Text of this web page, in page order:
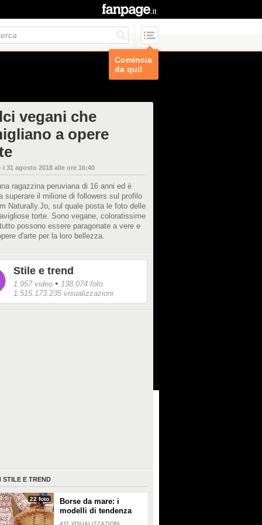
Comincia
da qui!
vegani che
a opere
il 31 agosto 2018 alle ore 16:40
ragazzina peruviana di 16 anni ed è
superare il milione di followers sul profilo
Naturally.Jo, sul quale posta le foto delle
torte. Sono vegane, coloratissime
possono essere paragonate a vere e
d'arte per la loro bellezza.
Stile e trend
1.957 video • 138.074 foto
1.515.173.235 visualizzazioni
STILE E TREND
22 foto
Borse da mare: i
modelli di tendenza
per l'estate 2026
411 VISUALIZZAZIONI